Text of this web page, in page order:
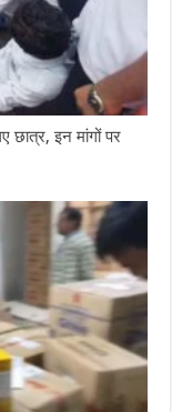
इन मांगों पर